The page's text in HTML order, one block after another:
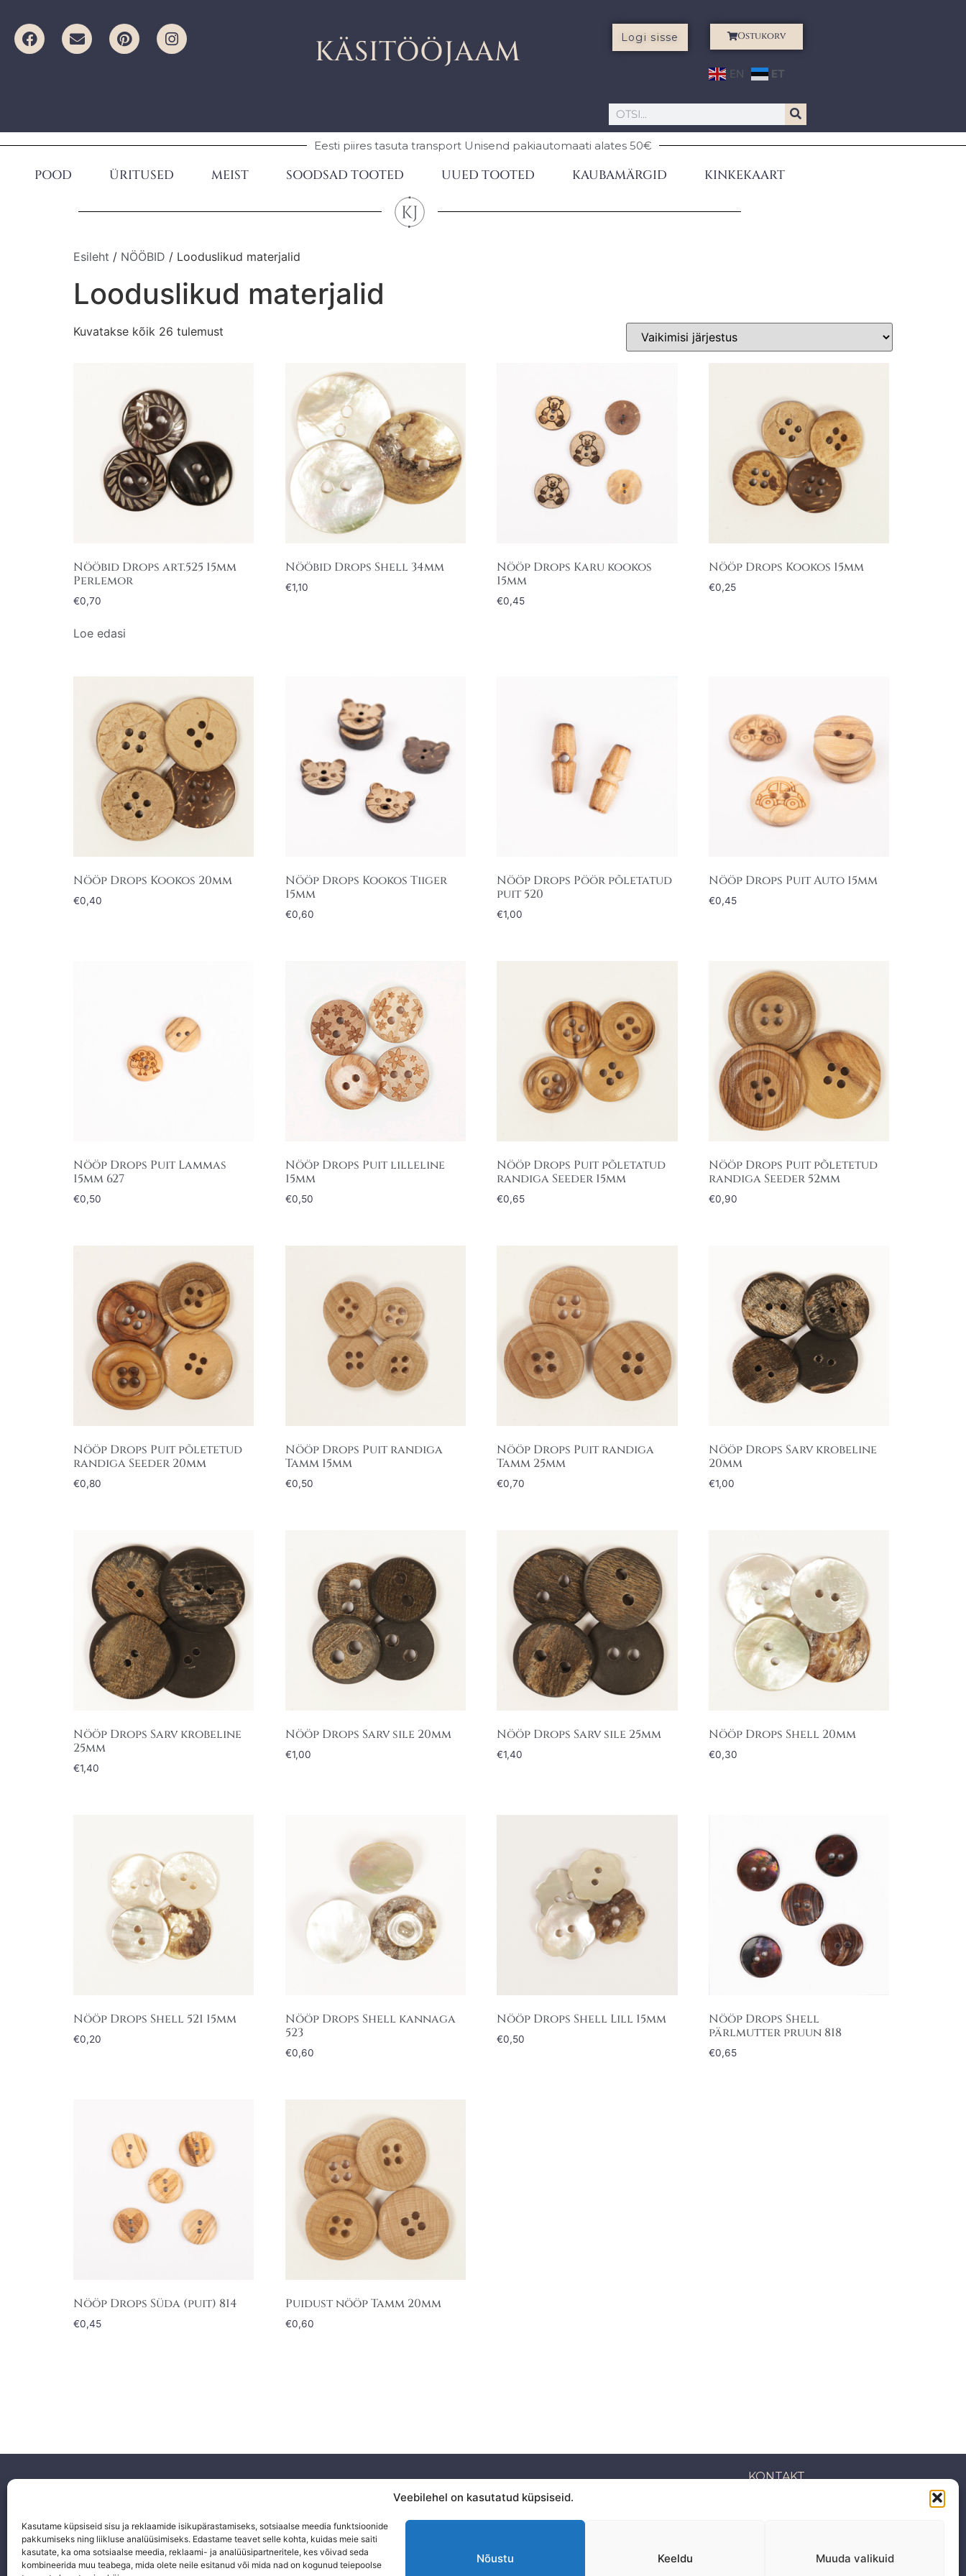
Veebilehel on kasutatud küpsiseid.
Kasutame küpsiseid sisu ja reklaamide isikupärastamiseks, sotsiaalse meedia funktsioonide
pakkumiseks ning liikluse analüüsimiseks. Edastame teavet selle kohta, kuidas meie saiti
kasutate, ka oma sotsiaalse meedia, reklaami- ja analüüsipartneritele, kes võivad seda
kombineerida muu teabega, mida olete neile esitanud või mida nad on kogunud teiepoolse
Nõustu Keeldu Muuda valikuid
KÄSITÖÖJAAM Logi sisse Ostukorv
EN ET
Eesti piires tasuta transport Unisend pakiautomaati alates 50€
POOD ÜRITUSED MEIST SOODSAD TOOTED UUED TOOTED KAUBAMÄRGID KINKEKAART
Esileht / NÖÖBID / Looduslikud materjalid
Looduslikud materjalid
Kuvatakse kõik 26 tulemust
Nööbid Drops art.525 15mm
Perlemor
€0,70
Loe edasi
Nööbid Drops Shell 34mm
€1,10
Nööp Drops Karu kookos
15mm
€0,45
Nööp Drops Kookos 15mm
€0,25
Nööp Drops Kookos 20mm
€0,40
Nööp Drops Kookos Tiiger
15mm
€0,60
Nööp Drops Pöör põletatud
puit 520
€1,00
Nööp Drops Puit Auto 15mm
€0,45
Nööp Drops Puit Lammas
15mm 627
€0,50
Nööp Drops Puit lilleline
15mm
€0,50
Nööp Drops Puit põletatud
randiga Seeder 15mm
€0,65
Nööp Drops Puit põletetud
randiga Seeder 52mm
€0,90
Nööp Drops Puit põletetud
randiga Seeder 20mm
€0,80
Nööp Drops Puit randiga
Tamm 15mm
€0,50
Nööp Drops Puit randiga
Tamm 25mm
€0,70
Nööp Drops Sarv krobeline
20mm
€1,00
Nööp Drops Sarv krobeline
25mm
€1,40
Nööp Drops Sarv sile 20mm
€1,00
Nööp Drops Sarv sile 25mm
€1,40
Nööp Drops Shell 20mm
€0,30
Nööp Drops Shell 521 15mm
€0,20
Nööp Drops Shell kannaga
523
€0,60
Nööp Drops Shell Lill 15mm
€0,50
Nööp Drops Shell
pärlmutter pruun 818
€0,65
Nööp Drops Süda (puit) 814
€0,45
Puidust nööp Tamm 20mm
€0,60
Email
Ostuinfo
KONTAKT